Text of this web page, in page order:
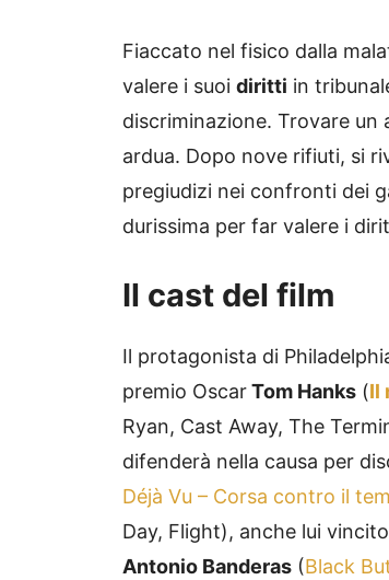
Fiaccato nel fisico dalla
valere i suoi diritti in
discriminazione. Trovare un
ardua. Dopo nove rifiuti, si
pregiudizi nei confronti dei
durissima per far valere i
Il cast del film
Il protagonista di
premio OscarTom Hanks (Il
Ryan, Cast Away, The
difenderà nella causa per
Déjà Vu – Corsa contro il
Day, Flight), anche lui
Antonio Banderas (Black